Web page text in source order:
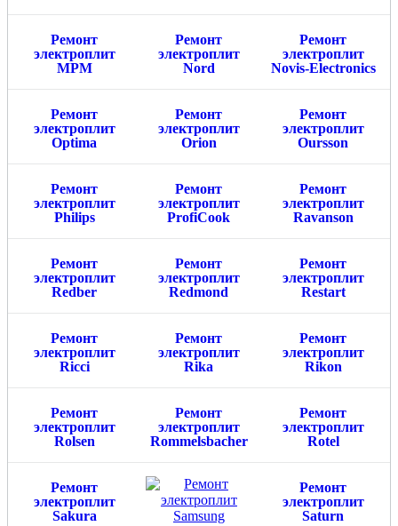
Ремонт
электроплит
MPM
Ремонт
электроплит
Nord
Ремонт
электроплит
Novis-Electronics
Ремонт
электроплит
Optima
Ремонт
электроплит
Orion
Ремонт
электроплит
Oursson
Ремонт
электроплит
Philips
Ремонт
электроплит
ProfiCook
Ремонт
электроплит
Ravanson
Ремонт
электроплит
Redber
Ремонт
электроплит
Redmond
Ремонт
электроплит
Restart
Ремонт
электроплит
Ricci
Ремонт
электроплит
Rika
Ремонт
электроплит
Rikon
Ремонт
электроплит
Rolsen
Ремонт
электроплит
Rommelsbacher
Ремонт
электроплит
Rotel
Ремонт
электроплит
Sakura
Ремонт
электроплит
Saturn